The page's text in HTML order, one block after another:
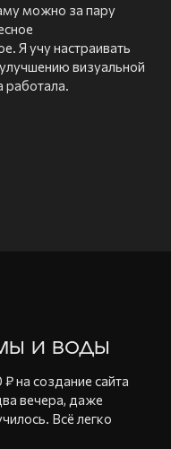
можно за пару
Я учу настраивать
визуальной
работала.
и воды
на создание сайта
вечера, даже
Всё легко